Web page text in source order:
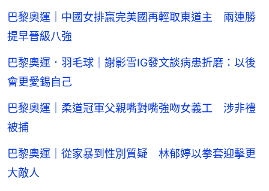
巴黎奧運｜中國女排贏完美國再輕取東道主 兩連勝
提早晉級八強
巴黎奧運．羽毛球｜謝影雪IG發文談病患折磨：以後
會更愛錫自己
巴黎奧運｜柔道冠軍父親嘴對嘴強吻女義工 涉非禮
被捕
巴黎奧運｜從家暴到性別質疑 林郁婷以拳套迎擊更
大敵人